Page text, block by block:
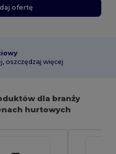
ofertę
oszczędzaj więcej
dla branży
hurtowych